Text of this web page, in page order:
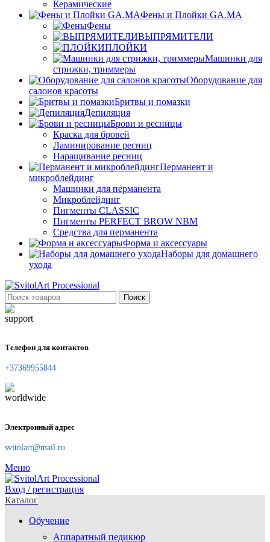
Керамические
Фены и Плойки GA.MA
Фены
ВЫПРЯМИТЕЛИ
ПЛОЙКИ
Машинки для
стрижки, триммеры
Оборудование для
салонов красоты
Бритвы и помазки
Депиляция
Брови и ресницы
Краска для бровей
Ламинирование ресниц
Наращивание ресниц
Перманент и
микроблейдинг
Машинки для перманента
Микроблейдинг
Пигменты CLASSIC
Пигменты PERFECT BROW NBM
Средства для перманента
Форма и аксессуары
Наборы для домашнего
ухода
Поиск
Телефон для контактов
+37369955844
Электронный адрес
svitolart@mail.ru
Меню
Вход / регистрация
Каталог
Обучение
Аппаратный педикюр